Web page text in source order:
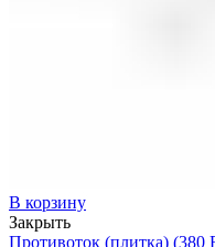
В корзину
Закрыть
Противоток (плитка)